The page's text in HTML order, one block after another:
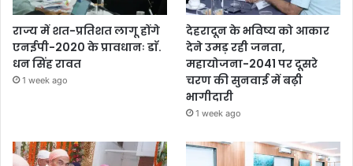
राज्य में शत-प्रतिशत लागू होंगे
एनईपी-2020 के प्रावधानः डाॅ.
धन सिंह रावत
1 week ago
देहरादून के भविष्य को आकार
देने उमड़ रही जनता,
महायोजना-2041 पर दूसरे
चरण की सुनवाई में बढ़ी
भागीदारी
1 week ago